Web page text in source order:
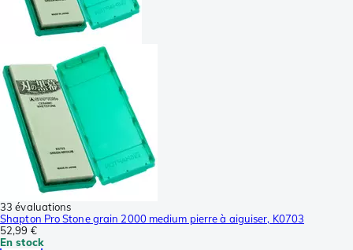
33 évaluations
Shapton Pro Stone grain 2000 medium pierre à aiguiser, K0703
52,99 €
En stock